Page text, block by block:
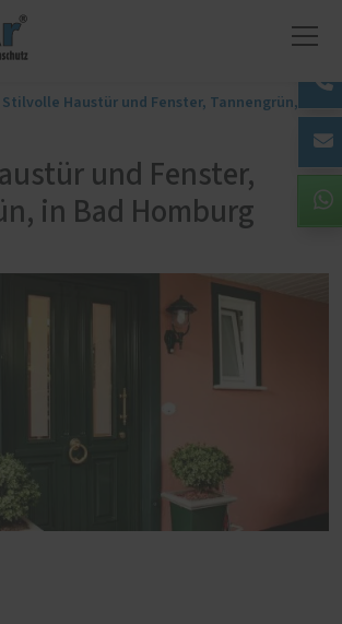
Stilvolle Haustür und Fenster, Tannengrün, in
und Fenster,
in Bad Homburg